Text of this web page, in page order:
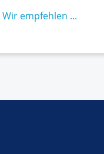
Wir empfehlen ...